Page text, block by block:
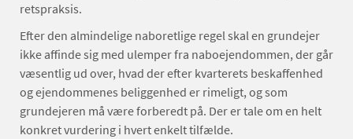
retspraksis.
Efter den almindelige naboretlige regel skal en grundejer
ikke affinde sig med ulemper fra naboejendommen, der går
væsentlig ud over, hvad der efter kvarterets beskaffenhed
og ejendommenes beliggenhed er rimeligt, og som
grundejeren må være forberedt på. Der er tale om en helt
konkret vurdering i hvert enkelt tilfælde.